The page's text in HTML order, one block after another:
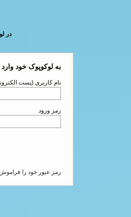
در
به لوکوپوک خود
نام کاربری (پست
رمز ورود
رمز عبور خود را